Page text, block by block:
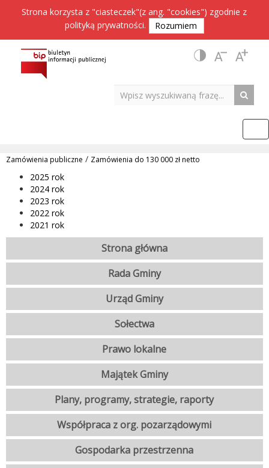
Strona korzysta z "ciasteczek"(z ang. "cookies") zgodnie z
polityką prywatności. Rozumiem
Zamówienia publiczne / Zamówienia do 130 000 zł netto
2025 rok
2024 rok
2023 rok
2022 rok
2021 rok
Strona główna
Rada Gminy
Urząd Gminy
Sołectwa
Prawo lokalne
Majątek Gminy
Plany, programy, strategie, raporty
Współpraca z org. pozarządowymi
Gospodarka przestrzenna